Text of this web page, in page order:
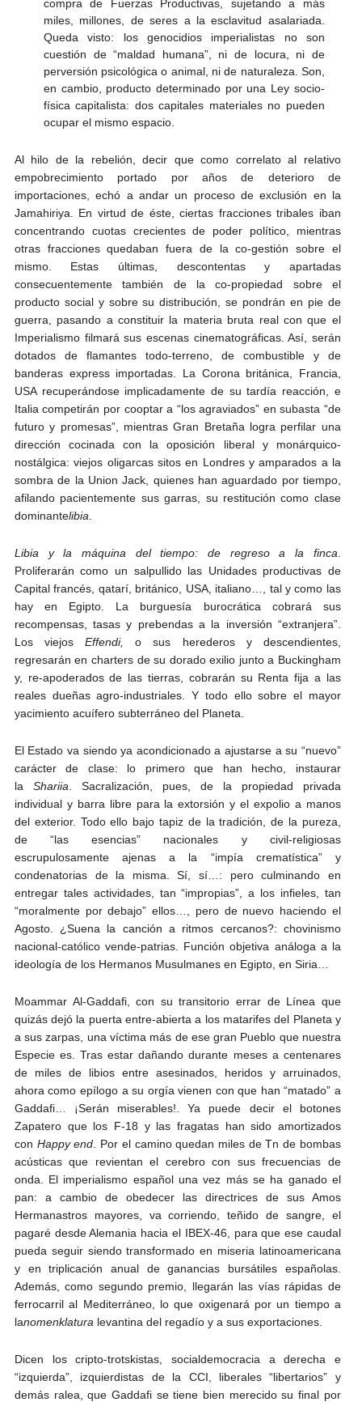
compra de Fuerzas Productivas, sujetando a más
miles, millones, de seres a la esclavitud asalariada.
Queda visto: los genocidios imperialistas no son
cuestión de “maldad humana”, ni de locura, ni de
perversión psicológica o animal, ni de naturaleza. Son,
en cambio, producto determinado por una Ley socio-
física capitalista: dos capitales materiales no pueden
ocupar el mismo espacio.
Al hilo de la rebelión, decir que como correlato al relativo
empobrecimiento portado por años de deterioro de
importaciones, echó a andar un proceso de exclusión en la
Jamahiriya. En virtud de éste, ciertas fracciones tribales iban
concentrando cuotas crecientes de poder político, mientras
otras fracciones quedaban fuera de la co-gestión sobre el
mismo. Estas últimas, descontentas y apartadas
consecuentemente también de la co-propiedad sobre el
producto social y sobre su distribución, se pondrán en pie de
guerra, pasando a constituir la materia bruta real con que el
Imperialismo filmará sus escenas cinematográficas. Así, serán
dotados de flamantes todo-terreno, de combustible y de
banderas express importadas. La Corona británica, Francia,
USA recuperándose implicadamente de su tardía reacción, e
Italia competirán por cooptar a “los agraviados” en subasta “de
futuro y promesas”, mientras Gran Bretaña logra perfilar una
dirección cocinada con la oposición liberal y monárquico-
nostálgica: viejos oligarcas sitos en Londres y amparados a la
sombra de la Union Jack, quienes han aguardado por tiempo,
afilando pacientemente sus garras, su restitución como clase
dominantelibia
Libia y la máquina del tiempo: de regreso a la finca
Proliferarán como un salpullido las Unidades productivas de
Capital francés, qatarí, británico, USA, italiano…, tal y como las
hay en Egipto. La burguesía burocrática cobrará sus
recompensas, tasas y prebendas a la inversión “extranjera”.
Los viejosEffendi,o sus herederos y descendientes,
regresarán en charters de su dorado exilio junto a Buckingham
y, re-apoderados de las tierras, cobrarán su Renta fija a las
reales dueñas agro-industriales. Y todo ello sobre el mayor
yacimiento acuífero subterráneo del Planeta.
El Estado va siendo ya acondicionado a ajustarse a su “nuevo”
carácter de clase: lo primero que han hecho, instaurar
la Shariia . Sacralización, pues, de la propiedad privada
individual y barra libre para la extorsión y el expolio a manos
del exterior. Todo ello bajo tapiz de la tradición, de la pureza,
de “las esencias” nacionales y civil-religiosas
escrupulosamente ajenas a la “impía crematística” y
condenatorias de la misma. Sí, sí…: pero culminando en
entregar tales actividades, tan “impropias”, a los infieles, tan
“moralmente por debajo” ellos…, pero de nuevo haciendo el
Agosto. ¿Suena la canción a ritmos cercanos?: chovinismo
nacional-católico vende-patrias. Función objetiva análoga a la
ideología de los Hermanos Musulmanes en Egipto, en Siria…
Moammar Al-Gaddafi, con su transitorio errar de Línea que
quizás dejó la puerta entre-abierta a los matarifes del Planeta y
a sus zarpas, una víctima más de ese gran Pueblo que nuestra
Especie es. Tras estar dañando durante meses a centenares
de miles de libios entre asesinados, heridos y arruinados,
ahora como epílogo a su orgía vienen con que han “matado” a
Gaddafi… ¡Serán miserables!. Ya puede decir el botones
Zapatero que los F-18 y las fragatas han sido amortizados
con Happy end . Por el camino quedan miles de Tn de bombas
acústicas que revientan el cerebro con sus frecuencias de
onda. El imperialismo español una vez más se ha ganado el
pan: a cambio de obedecer las directrices de sus Amos
Hermanastros mayores, va corriendo, teñido de sangre, el
pagaré desde Alemania hacia el IBEX-46, para que ese caudal
pueda seguir siendo transformado en miseria latinoamericana
y en triplicación anual de ganancias bursátiles españolas.
Además, como segundo premio, llegarán las vías rápidas de
ferrocarril al Mediterráneo, lo que oxigenará por un tiempo a
lanomenklatura levantina del regadío y a sus exportaciones.
Dicen los cripto-trotskistas, socialdemocracia a derecha e
“izquierda”, izquierdistas de la CCI, liberales “libertarios” y
demás ralea, que Gaddafi se tiene bien merecido su final por